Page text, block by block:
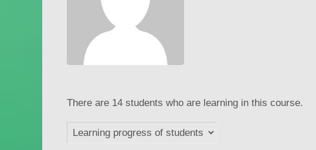
There are 14 students who are learning in this course.